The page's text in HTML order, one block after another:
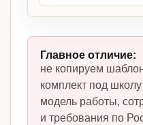
Главное отличие:
не копируем
комплект под
модель работы,
и требования по